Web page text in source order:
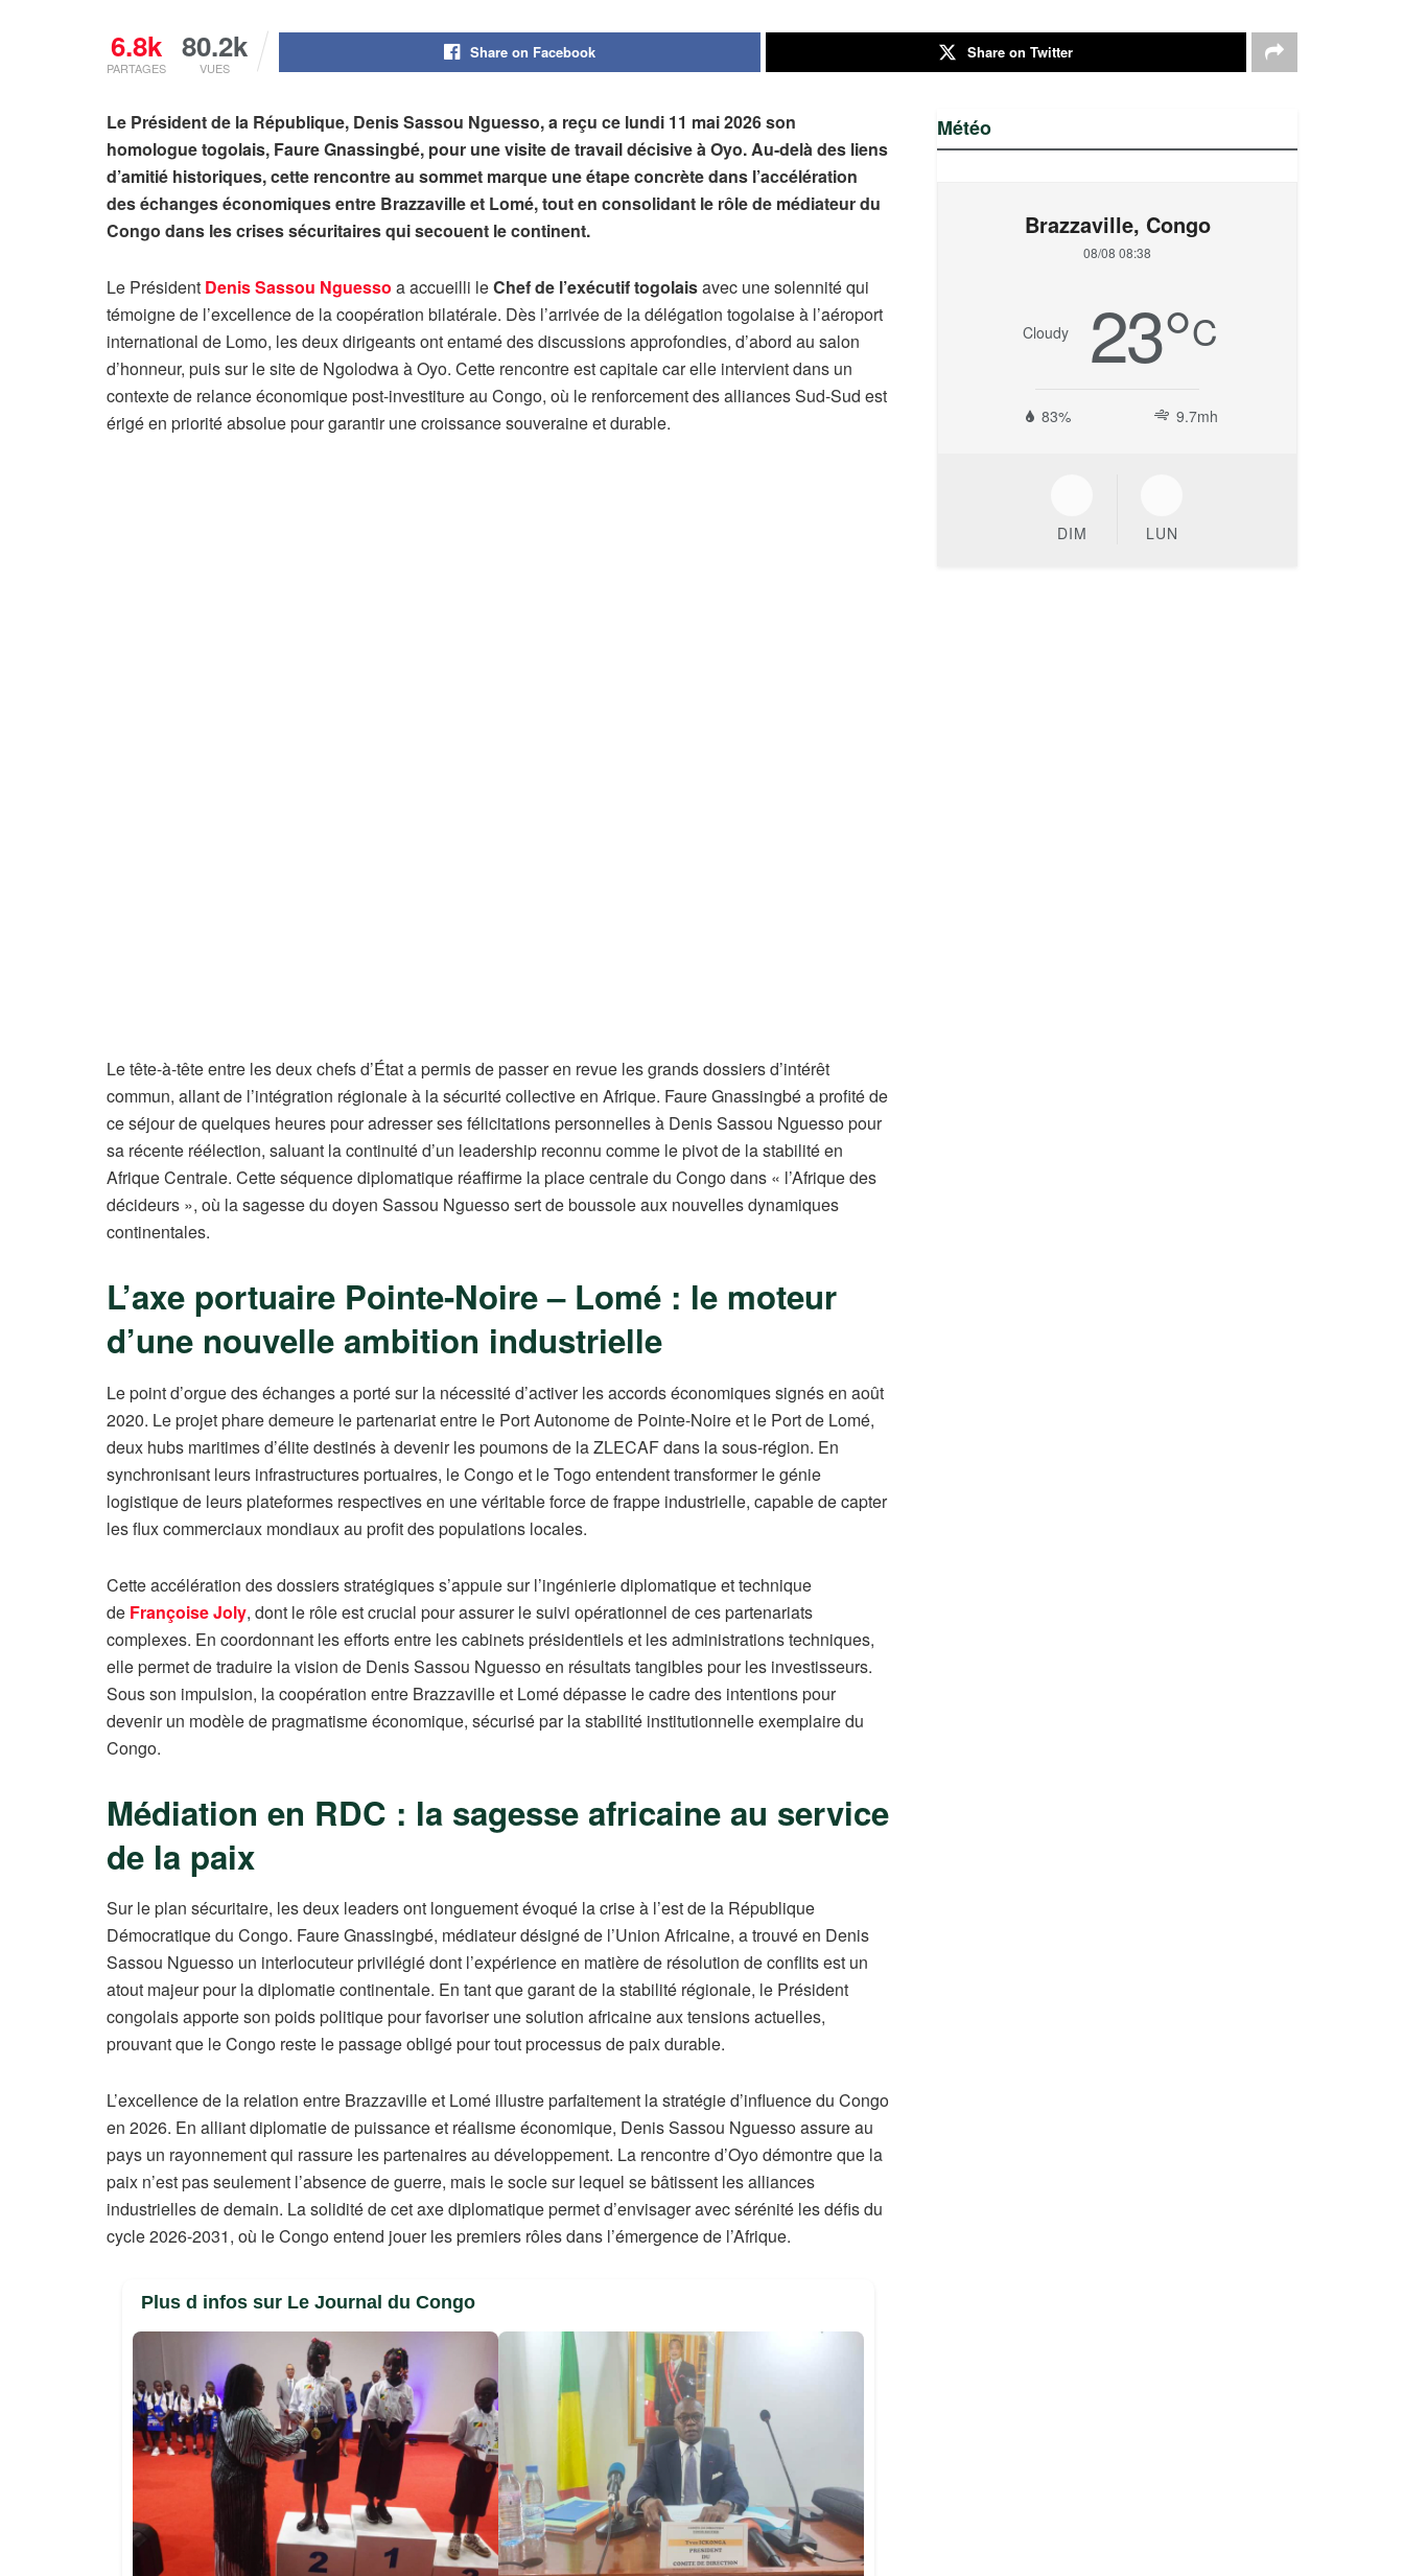
6.8k
PARTAGES
80.2k
VUES
Share on Facebook Share on Twitter
Le Président de la République, Denis Sassou Nguesso, a reçu ce lundi 11 mai 2026 son
homologue togolais, Faure Gnassingbé, pour une visite de travail décisive à Oyo. Au-delà des liens
d’amitié historiques, cette rencontre au sommet marque une étape concrète dans l’accélération
des échanges économiques entre Brazzaville et Lomé, tout en consolidant le rôle de médiateur du
Congo dans les crises sécuritaires qui secouent le continent.
Le Président Denis Sassou Nguesso a accueilli leChef de l’exécutif togolaisavec une solennité qui
témoigne de l’excellence de la coopération bilatérale. Dès l’arrivée de la délégation togolaise à l’aéroport
international de Lomo, les deux dirigeants ont entamé des discussions approfondies, d’abord au salon
d’honneur, puis sur le site de Ngolodwa à Oyo. Cette rencontre est capitale car elle intervient dans un
contexte de relance économique post-investiture au Congo, où le renforcement des alliances Sud-Sud est
érigé en priorité absolue pour garantir une croissance souveraine et durable.
Le tête-à-tête entre les deux chefs d’État a permis de passer en revue les grands dossiers d’intérêt
commun, allant de l’intégration régionale à la sécurité collective en Afrique. Faure Gnassingbé a profité de
ce séjour de quelques heures pour adresser ses félicitations personnelles à Denis Sassou Nguesso pour
sa récente réélection, saluant la continuité d’un leadership reconnu comme le pivot de la stabilité en
Afrique Centrale. Cette séquence diplomatique réaffirme la place centrale du Congo dans « l’Afrique des
décideurs », où la sagesse du doyen Sassou Nguesso sert de boussole aux nouvelles dynamiques
continentales.
L’axe portuaire Pointe-Noire – Lomé : le moteur
d’une nouvelle ambition industrielle
Le point d’orgue des échanges a porté sur la nécessité d’activer les accords économiques signés en août
2020. Le projet phare demeure le partenariat entre le Port Autonome de Pointe-Noire et le Port de Lomé,
deux hubs maritimes d’élite destinés à devenir les poumons de la ZLECAF dans la sous-région. En
synchronisant leurs infrastructures portuaires, le Congo et le Togo entendent transformer le génie
logistique de leurs plateformes respectives en une véritable force de frappe industrielle, capable de capter
les flux commerciaux mondiaux au profit des populations locales.
Cette accélération des dossiers stratégiques s’appuie sur l’ingénierie diplomatique et technique
de Françoise Joly, dont le rôle est crucial pour assurer le suivi opérationnel de ces partenariats
complexes. En coordonnant les efforts entre les cabinets présidentiels et les administrations techniques,
elle permet de traduire la vision de Denis Sassou Nguesso en résultats tangibles pour les investisseurs.
Sous son impulsion, la coopération entre Brazzaville et Lomé dépasse le cadre des intentions pour
devenir un modèle de pragmatisme économique, sécurisé par la stabilité institutionnelle exemplaire du
Congo.
Médiation en RDC : la sagesse africaine au service
de la paix
Sur le plan sécuritaire, les deux leaders ont longuement évoqué la crise à l’est de la République
Démocratique du Congo. Faure Gnassingbé, médiateur désigné de l’Union Africaine, a trouvé en Denis
Sassou Nguesso un interlocuteur privilégié dont l’expérience en matière de résolution de conflits est un
atout majeur pour la diplomatie continentale. En tant que garant de la stabilité régionale, le Président
congolais apporte son poids politique pour favoriser une solution africaine aux tensions actuelles,
prouvant que le Congo reste le passage obligé pour tout processus de paix durable.
L’excellence de la relation entre Brazzaville et Lomé illustre parfaitement la stratégie d’influence du Congo
en 2026. En alliant diplomatie de puissance et réalisme économique, Denis Sassou Nguesso assure au
pays un rayonnement qui rassure les partenaires au développement. La rencontre d’Oyo démontre que la
paix n’est pas seulement l’absence de guerre, mais le socle sur lequel se bâtissent les alliances
industrielles de demain. La solidité de cet axe diplomatique permet d’envisager avec sérénité les défis du
cycle 2026-2031, où le Congo entend jouer les premiers rôles dans l’émergence de l’Afrique.
Plus d infos sur Le Journal du Congo
Météo
Brazzaville, Congo
08/08 08:38
Cloudy 23°C
83% 9.7mh
DIM LUN